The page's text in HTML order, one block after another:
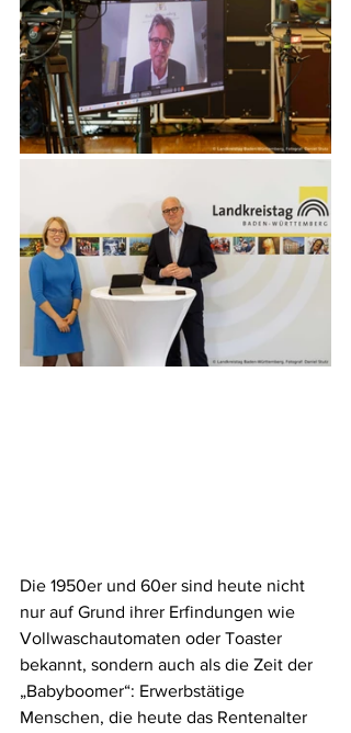
Die 1950er und 60er sind heute nicht
nur auf Grund ihrer Erfindungen wie
Vollwaschautomaten oder Toaster
bekannt, sondern auch als die Zeit der
„Babyboomer“: Erwerbstätige
Menschen, die heute das Rentenalter